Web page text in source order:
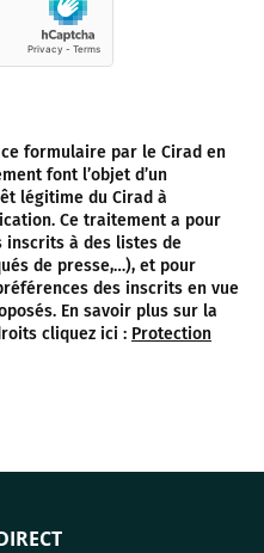
formulaire par le Cirad en
font l’objet d’un
légitime du Cirad à
Ce traitement a pour
à des listes de
de presse,…), et pour
des inscrits en vue
En savoir plus sur la
cliquez ici : Protection